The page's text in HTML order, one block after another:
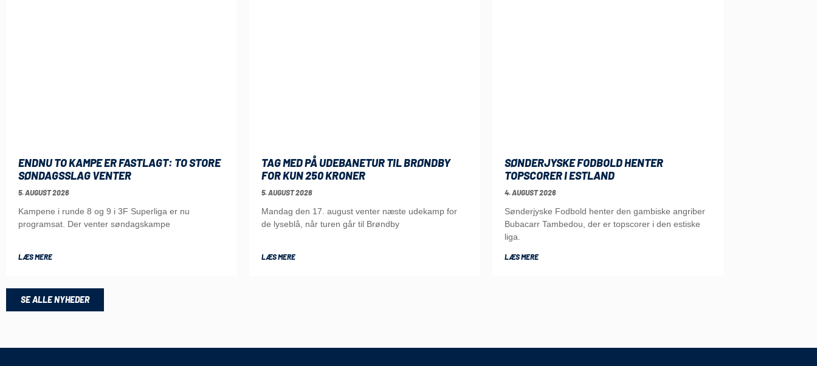
ENDNU TO KAMPE ER FASTLAGT: TO STORE
SØNDAGSSLAG VENTER
5. AUGUST 2026
Kampene i runde 8 og 9 i 3F Superliga er nu
programsat. Der venter søndagskampe
LÆS MERE
TAG MED PÅ UDEBANETUR TIL BRØNDBY
FOR KUN 250 KRONER
5. AUGUST 2026
Mandag den 17. august venter næste udekamp for
de lyseblå, når turen går til Brøndby
LÆS MERE
SØNDERJYSKE FODBOLD HENTER
TOPSCORER I ESTLAND
4. AUGUST 2026
Sønderjyske Fodbold henter den gambiske angriber
Bubacarr Tambedou, der er topscorer i den estiske
liga.
LÆS MERE
SE ALLE NYHEDER